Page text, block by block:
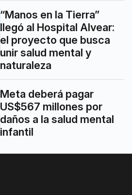
“Manos en la Tierra”
llegó al Hospital Alvear:
el proyecto que busca
unir salud mental y
naturaleza
Meta deberá pagar
US$567 millones por
daños a la salud mental
infantil